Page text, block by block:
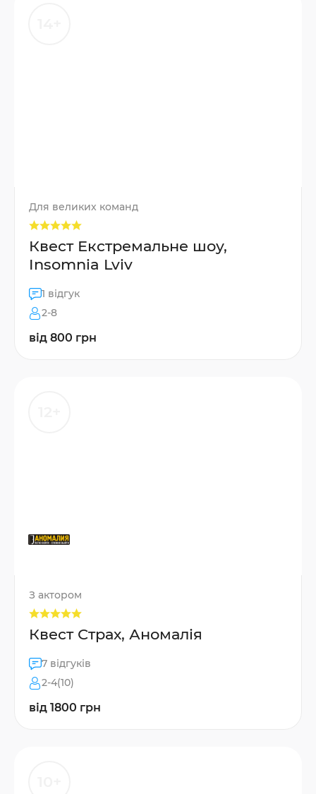
Для великих команд
Квест Екстремальне шоу,
Insomnia Lviv
1 відгук
2-8
від 800 грн
З актором
Квест Страх, Аномалія
7 відгуків
2-4(10)
від 1800 грн